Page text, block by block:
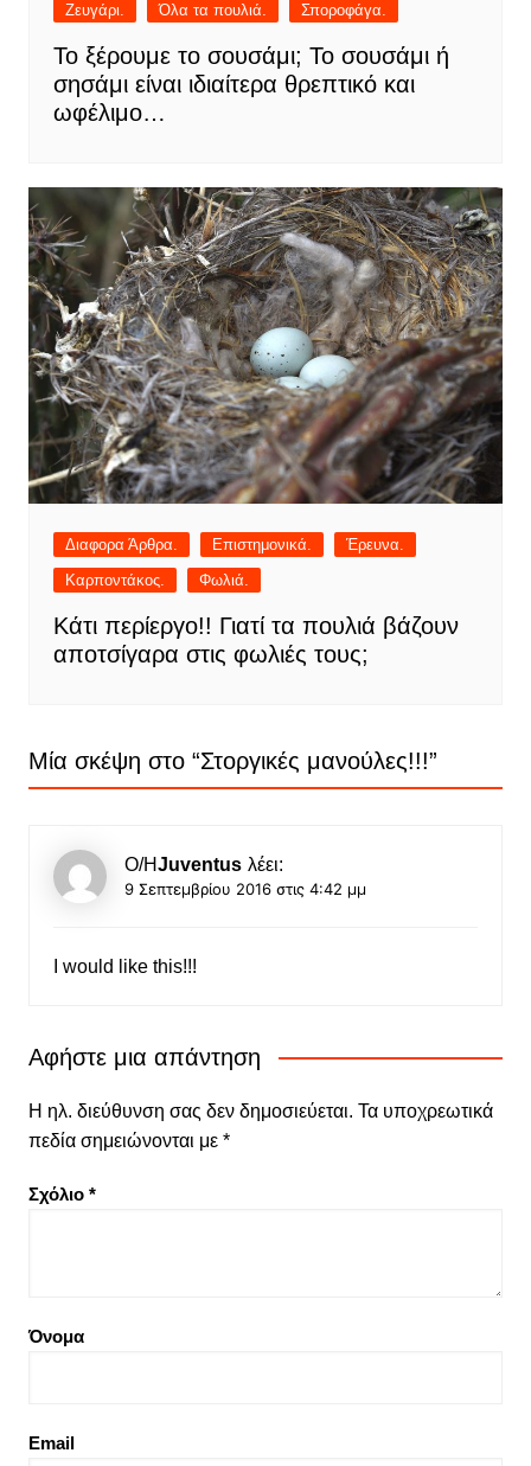
Ζευγάρι.
Όλα τα πουλιά. Σποροφάγα.
Το ξέρουμε το σουσάμι; Το σουσάμι ή
σησάμι είναι ιδιαίτερα θρεπτικό και
ωφέλιμο…
Διαφορα Άρθρα. Επιστημονικά.
Έρευνα.
Καρποντάκος.
Φωλιά.
Κάτι περίεργο!! Γιατί τα πουλιά βάζουν
αποτσίγαρα στις φωλιές τους;
Μία σκέψη στο “Στοργικές μανούλες!!!”
Ο/ΗJuventus λέει:
9 Σεπτεμβρίου 2016 στις 4:42 μμ
I would like this!!!
Αφήστε μια απάντηση
Η ηλ. διεύθυνση σας δεν δημοσιεύεται. Τα υποχρεωτικά
πεδία σημειώνονται με *
Σχόλιο *
Όνομα
Email